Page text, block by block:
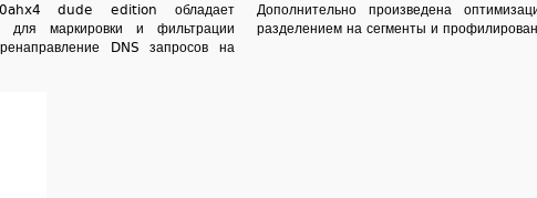
dude edi­tion обладает
для маркировки и фильтрации
DNS запросов на
Дополнительно произведена
разделением на сегменты и